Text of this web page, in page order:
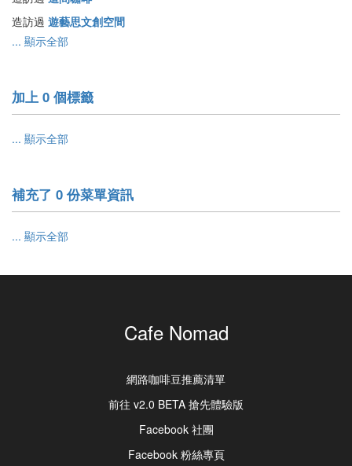
造訪過 遊藝思文創空間
... 顯示全部
加上 0 個標籤
... 顯示全部
補充了 0 份菜單資訊
... 顯示全部
Cafe Nomad
網路咖啡豆推薦清單
前往 v2.0 BETA 搶先體驗版
Facebook 社團
Facebook 粉絲專頁